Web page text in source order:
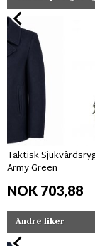
Taktisk
Army Green
NOK 703,88
Andre liker